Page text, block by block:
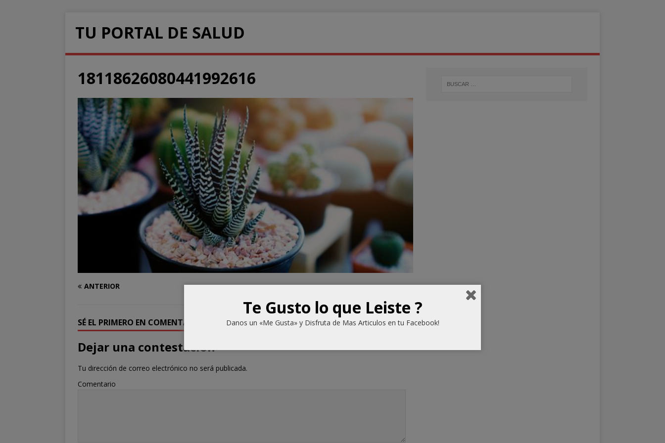
TU PORTAL DE SALUD
18118626080441992616
ANTERIOR
SÉ EL PRIMERO EN COMENTAR
Dejar una contestacion
Tu dirección de correo electrónico no será publicada.
Comentario
Te Gusto lo que Leiste ?
Danos un «Me Gusta» y Disfruta de Mas Articulos en tu Facebook!